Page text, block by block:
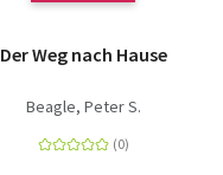
Der Weg nach Hause
Beagle, Peter S.